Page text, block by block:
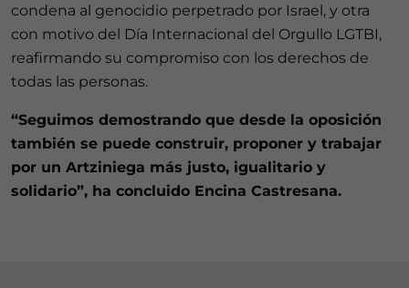
condena al genocidio perpetrado por Israel, y otra
con motivo del Día Internacional del Orgullo LGTBI,
reafirmando su compromiso con los derechos de
todas las personas.
“Seguimos demostrando que desde la oposición
también se puede construir, proponer y trabajar
por un Artziniega más justo, igualitario y
solidario”, ha concluido Encina Castresana.